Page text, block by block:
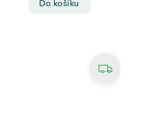
Do košíku